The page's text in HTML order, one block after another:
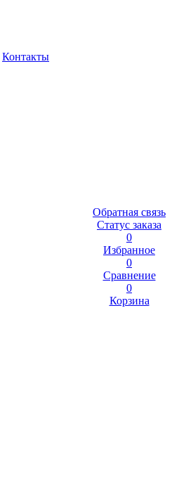
Контакты
Обратная связь
Статус заказа
0
Избранное
0
Сравнение
0
Корзина